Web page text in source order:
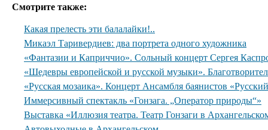
Смотрите также:
Какая прелесть эти балалайки!..
Микаэл Таривердиев: два портрета одного художника
«Фантазии и Каприччио». Сольный концерт Сергея
«Шедевры европейской и русской музыки».
«Русская мозаика». Концерт Ансамбля баянистов
Иммерсивный спектакль «Гонзага. „Оператор природы“»
Выставка «Иллюзия театра. Театр Гонзаги в